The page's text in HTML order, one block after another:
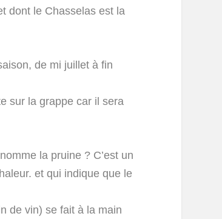
dont le Chasselas est la
de mi juillet à fin
sur la grappe car il sera
la pruine ? C’est un
et qui indique que le
de vin) se fait à la main